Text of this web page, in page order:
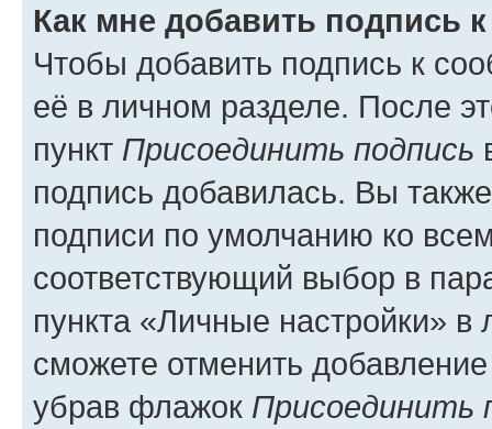
Как мне добавить подпись
Чтобы добавить подпись к
её в личном разделе. После
пункт Присоединить подпись
подпись добавилась. Вы
подписи по умолчанию ко
соответствующий выбор в
пункта «Личные настройки»
сможете отменить
убрав флажок Присоединить